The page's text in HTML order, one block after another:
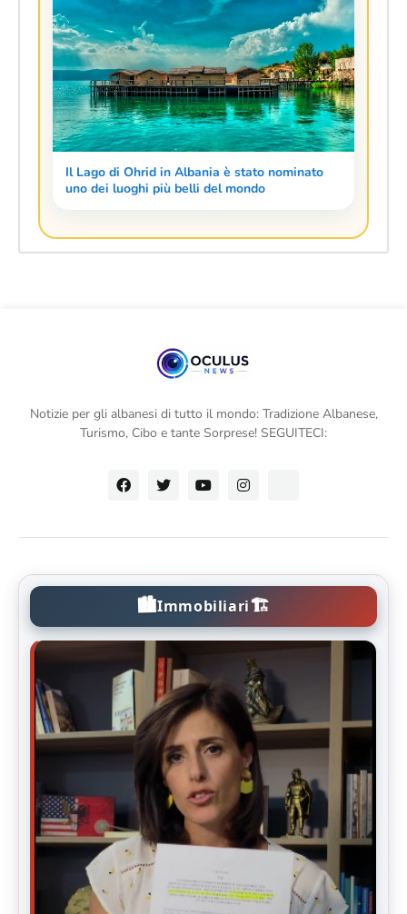
Il Lago di Ohrid in Albania è stato nominato
uno dei luoghi più belli del mondo
Notizie per gli albanesi di tutto il mondo: Tradizione Albanese,
Turismo, Cibo e tante Sorprese! SEGUITECI:
🏙️Immobiliari🏗️